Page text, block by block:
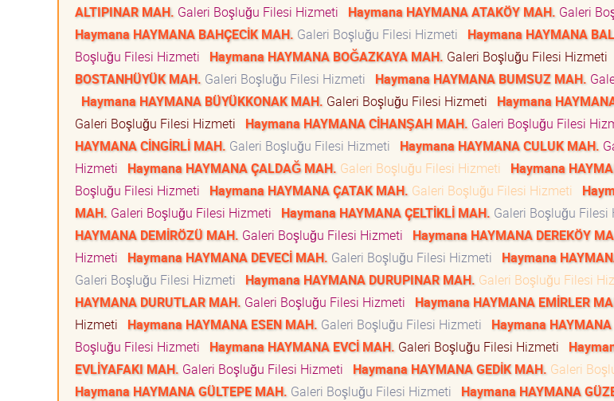
ALTIPINAR MAH. Galeri Boşluğu Filesi Hizmeti Haymana HAYMANA ATAKÖY MAH. Galeri
Haymana HAYMANA BAHÇECİK MAH. Galeri Boşluğu Filesi Hizmeti Haymana HAYMANA
Boşluğu Filesi Hizmeti
Haymana HAYMANA BOĞAZKAYA MAH. Galeri Boşluğu Filesi Hizmeti
BOSTANHÜYÜK MAH. Galeri Boşluğu Filesi Hizmeti Haymana HAYMANA BUMSUZ MAH.
Haymana HAYMANA BÜYÜKKONAK MAH. Galeri Boşluğu Filesi Hizmeti
Haymana
Galeri Boşluğu Filesi Hizmeti
Haymana HAYMANA CİHANŞAH MAH. Galeri Boşluğu Filesi
HAYMANA CİNGİRLİ MAH. Galeri Boşluğu Filesi Hizmeti Haymana HAYMANA CULUK MAH.
Hizmeti
Haymana HAYMANA ÇALDAĞ MAH. Galeri Boşluğu Filesi Hizmeti Haymana
Boşluğu Filesi Hizmeti
Haymana HAYMANA ÇATAK MAH. Galeri Boşluğu Filesi Hizmeti
MAH. Galeri Boşluğu Filesi Hizmeti Haymana HAYMANA ÇELTİKLİ MAH. Galeri Boşluğu Filesi
HAYMANA DEMİRÖZÜ MAH. Galeri Boşluğu Filesi Hizmeti Haymana HAYMANA DEREKÖY
Hizmeti
Haymana HAYMANA DEVECİ MAH. Galeri Boşluğu Filesi Hizmeti
Haymana
Galeri Boşluğu Filesi Hizmeti
Haymana HAYMANA DURUPINAR MAH. Galeri Boşluğu Filesi
HAYMANA DURUTLAR MAH. Galeri Boşluğu Filesi Hizmeti Haymana HAYMANA EMİRLER
Hizmeti
Haymana HAYMANA ESEN MAH. Galeri Boşluğu Filesi Hizmeti Haymana
Boşluğu Filesi Hizmeti
Haymana HAYMANA EVCİ MAH. Galeri Boşluğu Filesi Hizmeti
EVLİYAFAKI MAH. Galeri Boşluğu Filesi Hizmeti Haymana HAYMANA GEDİK MAH. Galeri
Haymana HAYMANA GÜLTEPE MAH. Galeri Boşluğu Filesi Hizmeti Haymana HAYMANA